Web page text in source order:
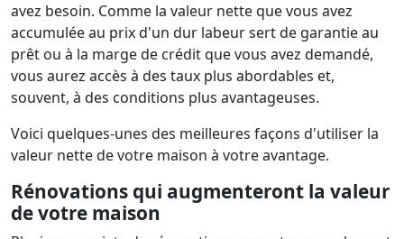
avez besoin. Comme la valeur nette que vous avez
accumulée au prix d'un dur labeur sert de garantie au
prêt ou à la marge de crédit que vous avez demandé,
vous aurez accès à des taux plus abordables et,
souvent, à des conditions plus avantageuses.
Voici quelques-unes des meilleures façons d'utiliser la
valeur nette de votre maison à votre avantage.
Rénovations qui augmenteront la valeur
de votre maison